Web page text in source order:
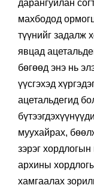
дарангуйлан
махбодод
түүнийг задалж
явцад
бөгөөд энэ нь
үүсгэхэд
ацетальдегид
муухайрах,
зэрэг
архины
хамгаалах